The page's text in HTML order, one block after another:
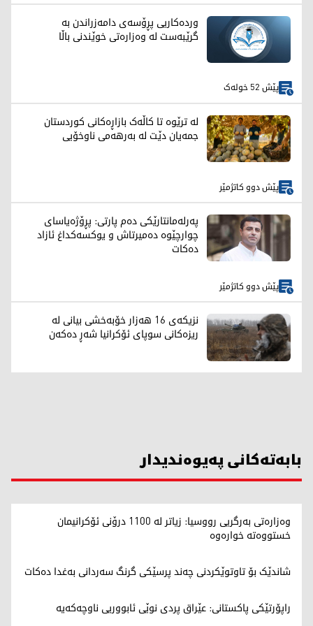
وردەکاریی پڕۆسەی دامەزراندن بە
گرێبەست لە وەزارەتی خوێندنی باڵا
پێش 52 خولەک
لە ترێوە تا کاڵەک بازاڕەکانی کوردستان
جمەیان دێت لە بەرهەمی ناوخۆیی
پێش دوو کاتژمێر
پەرلەمانتارێکی دەم پارتی: پڕۆژەیاسای
چوارچێوە دەمیرتاش و یوکسەکداغ ئازاد
دەکات
پێش دوو کاتژمێر
نزیکەی 16 هەزار خۆبەخشی بیانی لە
ریزەکانی سوپای ئۆکرانیا شەڕ دەکەن
بابەتەکانی پەیوەندیدار
وەزارەتی بەرگریی رووسیا: زیاتر لە 1100 درۆنی ئۆکرانیمان
خستووەتە خوارەوە
شاندێک بۆ تاوتوێکردنی چەند پرسێکی گرنگ سەردانی بەغدا دەکات
راپۆرتێکی پاکستانی: عێراق پردی نوێی ئابووریی ناوچەکەیە